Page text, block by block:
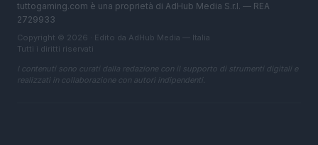
tuttogaming.com è una proprietà di AdHub Media S.r.l. — REA
2729933
Copyright © 2026 · Edito da AdHub Media — Italia
Tutti i diritti riservati
I contenuti sono curati dalla redazione con il supporto di strumenti digitali e
realizzati in collaborazione con autori indipendenti.